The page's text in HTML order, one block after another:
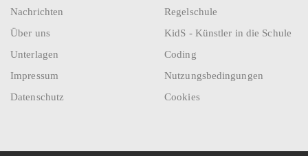
Nachrichten
Über uns
Unterlagen
Impressum
Datenschutz
Regelschule
KidS - Künstler in die Schule
Coding
Nutzungsbedingungen
Cookies